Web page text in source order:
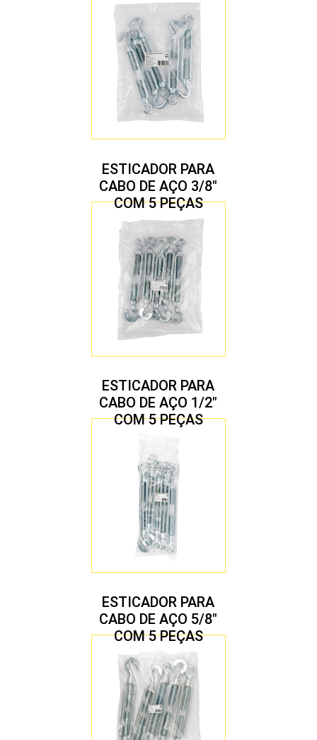
ESTICADOR PARA
CABO DE AÇO 3/8″
COM 5 PEÇAS
ESTICADOR PARA
CABO DE AÇO 1/2″
COM 5 PEÇAS
ESTICADOR PARA
CABO DE AÇO 5/8″
COM 5 PEÇAS